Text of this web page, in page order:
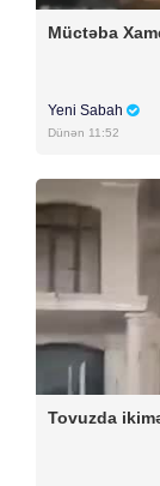
Müctəba
Yeni Sabah
Dünən 11:52
Tovuzda